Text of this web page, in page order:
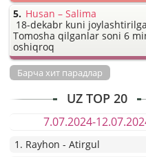
Husan – Salima
18-dekabr kuni
Tomosha qilganlar soni 6
oshiqroq
Барча хит парадлар
UZ TOP 20
7.07.2024-
1. Rayhon - Atirgul